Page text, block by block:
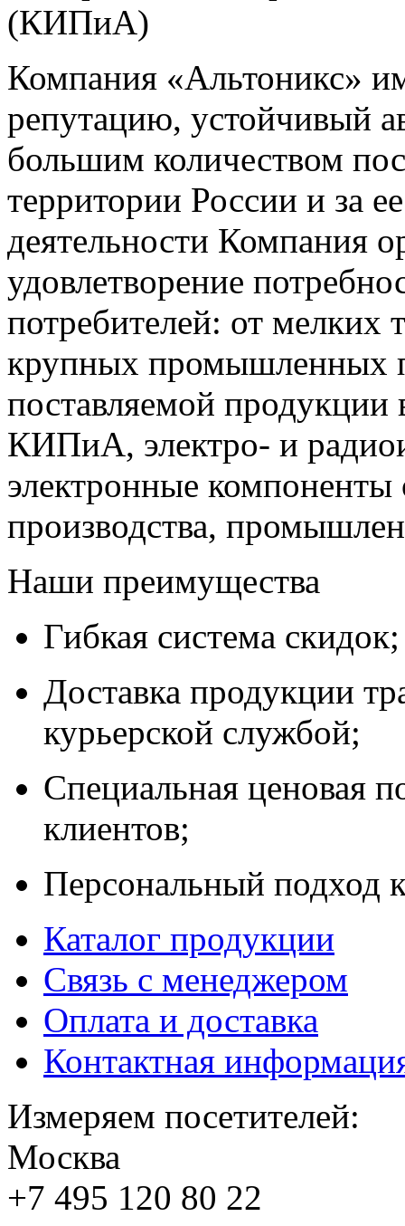
(КИПиА)
Компания «Альтоникс»
репутацию, устойчивый
большим количеством
территории России и за
деятельности Компания
удовлетворение
потребителей: от мелких
крупных промышленных
поставляемой продукции
КИПиА, электро- и
электронные компоненты
производства,
Наши преимущества
Гибкая система скидок;
Доставка продукции
курьерской службой;
Специальная ценовая
клиентов;
Персональный подход
Каталог продукции
Связь с менеджером
Оплата и доставка
Контактная
Измеряем посетителей:
Москва
+7 495 120 80 22